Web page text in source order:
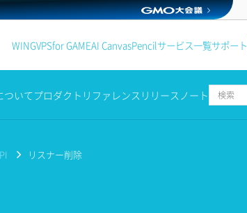
WINGVPSfor GAMEAI CanvasPencilサービス一覧サポート
ついてプロダクト リファレンス リリースノート
リスナー削除